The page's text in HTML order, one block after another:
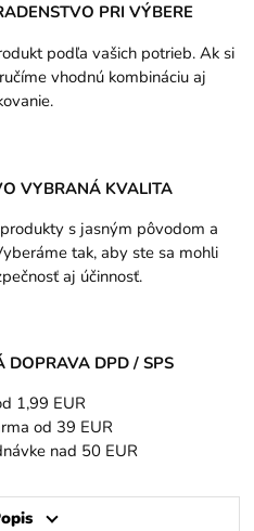
PRI VÝBERE
podľa vašich potrieb. Ak si
vhodnú kombináciu aj
VYBRANÁ KVALITA
s jasným pôvodom a
tak, aby ste sa mohli
aj účinnosť.
DOPRAVA DPD / SPS
1,99 EUR
od 39 EUR
nad 50 EUR